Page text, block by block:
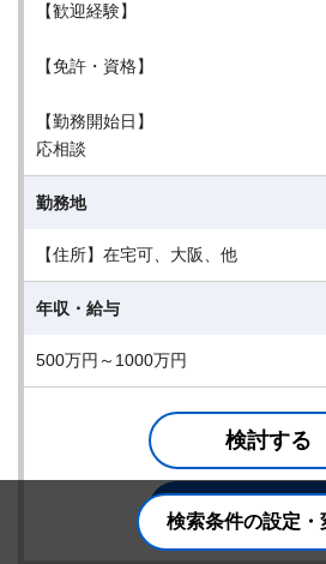
【歓迎経験】
【免許・資格】
【勤務開始日】
応相談
勤務地
【住所】在宅可、大阪、他
年収・給与
500万円～1000万円
検討する
詳細を見る
検索条件の設定・